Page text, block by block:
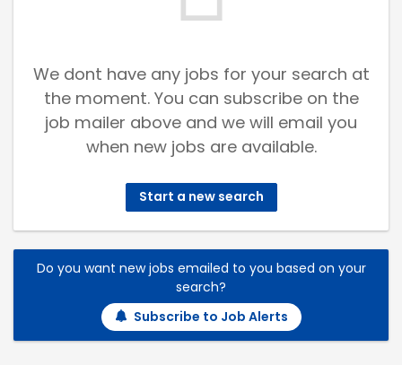
We dont have any jobs for your search at
the moment. You can subscribe on the
job mailer above and we will email you
when new jobs are available.
Start a new search
Do you want new jobs emailed to you based on your
search?
Subscribe to Job Alerts